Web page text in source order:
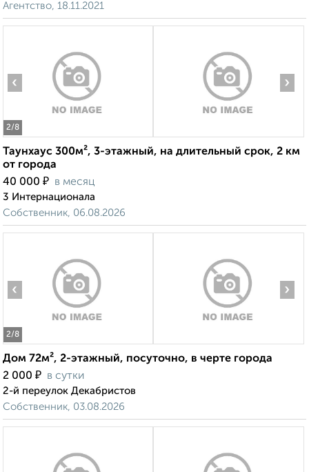
Агентство, 18.11.2021
2/8
‹ ›
Таунхаус 300м², 3-этажный, на длительный срок, 2 км
от города
40 000 ₽ в месяц
3 Интернационала
Собственник, 06.08.2026
2/8
‹ ›
Дом 72м², 2-этажный, посуточно, в черте города
2 000 ₽ в сутки
2-й переулок Декабристов
Собственник, 03.08.2026